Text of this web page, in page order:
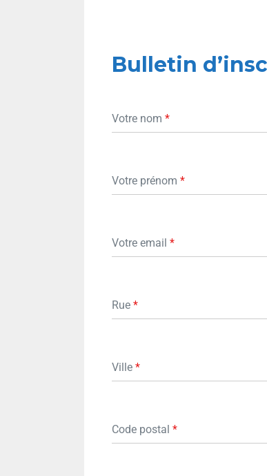
Bulletin
Votre nom *
Votre prénom *
Votre email *
Rue *
Ville *
Code postal *